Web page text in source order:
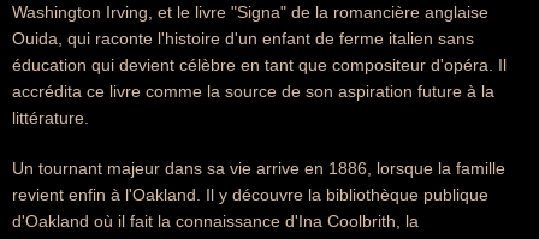
Washington Irving, et le livre "Signa" de la romancière anglaise
Ouida, qui raconte l'histoire d'un enfant de ferme italien sans
éducation qui devient célèbre en tant que compositeur d'opéra. Il
accrédita ce livre comme la source de son aspiration future à la
littérature.
Un tournant majeur dans sa vie arrive en 1886, lorsque la famille
revient enfin à l'Oakland. Il y découvre la bibliothèque publique
d'Oakland où il fait la connaissance d'Ina Coolbrith, la